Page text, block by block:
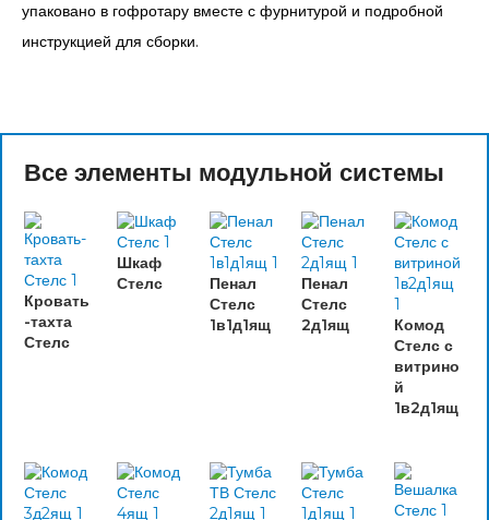
упаковано в гофротару вместе с фурнитурой и подробной
инструкцией для сборки.
Все элементы модульной системы
Кровать
-тахта
Стелс
Шкаф
Стелс
Пенал
Стелс
1в1д1ящ
Пенал
Стелс
2д1ящ
Комод
Стелс с
витрино
й
1в2д1ящ